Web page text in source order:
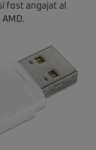
fost angajat al